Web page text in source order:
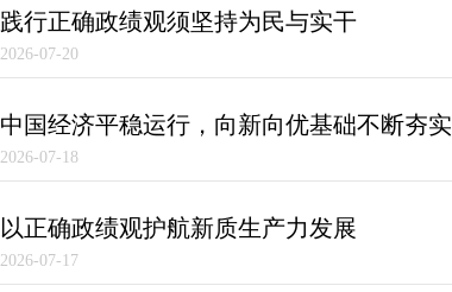
践行正确政绩观须坚持为民与实干
2026-07-20
中国经济平稳运行，向新向优基础不断夯实
2026-07-18
以正确政绩观护航新质生产力发展
2026-07-17